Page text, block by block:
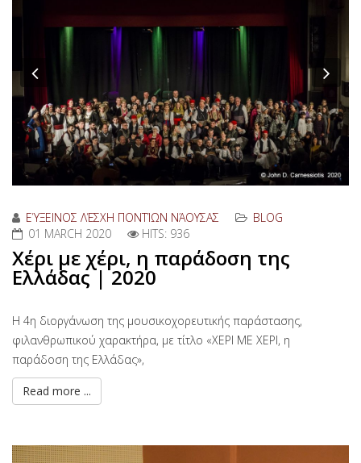
Previous
ΕΎΞΕΙΝΟΣ ΛΈΣΧΗ ΠΟΝΤΊΩΝ ΝΆΟΥΣΑΣ
BLOG
01 MARCH 2020
HITS: 936
Χέρι με χέρι, η παράδοση της
Ελλάδας | 2020
Η 4η διοργάνωση της μουσικοχορευτικής παράστασης,
φιλανθρωπικού χαρακτήρα, με τίτλο «ΧΕΡΙ ΜΕ ΧΕΡΙ, η
παράδοση της Ελλάδας»,
Read more ...